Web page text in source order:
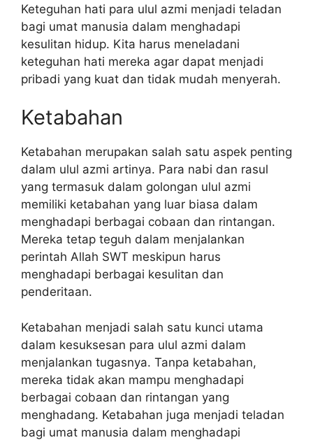
Keteguhan hati para ulul azmi menjadi teladan
bagi umat manusia dalam menghadapi
kesulitan hidup. Kita harus meneladani
keteguhan hati mereka agar dapat menjadi
pribadi yang kuat dan tidak mudah menyerah.
Ketabahan
Ketabahan merupakan salah satu aspek penting
dalam ulul azmi artinya. Para nabi dan rasul
yang termasuk dalam golongan ulul azmi
memiliki ketabahan yang luar biasa dalam
menghadapi berbagai cobaan dan rintangan.
Mereka tetap teguh dalam menjalankan
perintah Allah SWT meskipun harus
menghadapi berbagai kesulitan dan
penderitaan.
Ketabahan menjadi salah satu kunci utama
dalam kesuksesan para ulul azmi dalam
menjalankan tugasnya. Tanpa ketabahan,
mereka tidak akan mampu menghadapi
berbagai cobaan dan rintangan yang
menghadang. Ketabahan juga menjadi teladan
bagi umat manusia dalam menghadapi